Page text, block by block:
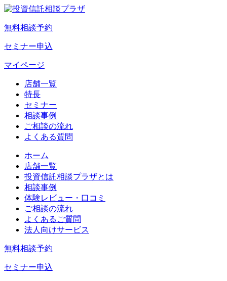
無料相談予約
セミナー申込
マイページ
店舗一覧
特長
セミナー
相談事例
ご相談の流れ
よくある質問
ホーム
店舗一覧
投資信託相談プラザとは
相談事例
体験レビュー・口コミ
ご相談の流れ
よくあるご質問
法人向けサービス
無料相談予約
セミナー申込